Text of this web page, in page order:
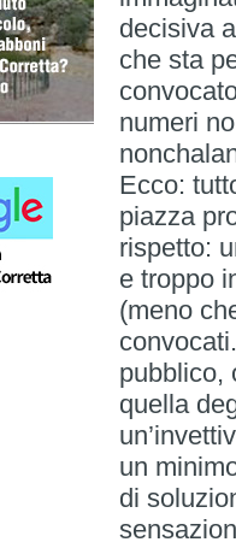
decisiva
che sta
numeri
Ecco:
piazza
rispetto:
e troppo
(meno
pubblico,
quella
un
di